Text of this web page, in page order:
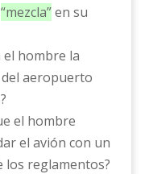
“mezcla”en su
el hombre la
aeropuerto
el hombre
el avión con un
los reglamentos?